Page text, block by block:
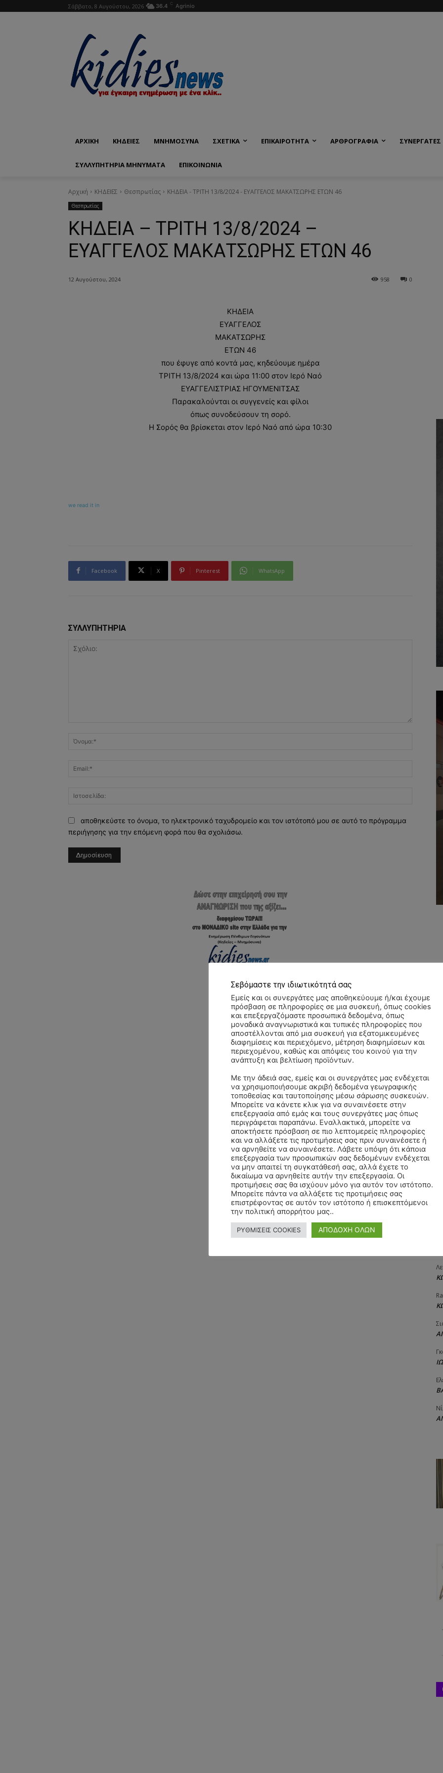
Σάββατο, 8 Αυγούστου, 2026 36.4 C Agrinio
ΑΡΧΙΚΗ ΚΗΔΕΙΕΣ ΜΝΗΜΟΣΥΝΑ ΣΧΕΤΙΚΑ ΕΠΙΚΑΙΡΟΤΗΤΑ ΑΡΘΡΟΓΡΑΦΙΑ ΣΥΝΕΡΓΑΤΕΣ
ΣΥΛΛΥΠΗΤΗΡΙΑ ΜΗΝΥΜΑΤΑ ΕΠΙΚΟΙΝΩΝΊΑ
Αρχική ΚΗΔΕΙΕΣ Θεσπρωτίας ΚΗΔΕΙΑ - ΤΡΙΤΗ 13/8/2024 - ΕΥΑΓΓΕΛΟΣ ΜΑΚΑΤΣΩΡΗΣ ΕΤΩΝ 46
Θεσπρωτίας
ΚΗΔΕΙΑ – ΤΡΙΤΗ 13/8/2024 –
ΕΥΑΓΓΕΛΟΣ ΜΑΚΑΤΣΩΡΗΣ ΕΤΩΝ 46
12 Αυγούστου, 2024 0
958
ΚΗΔΕΙΑ
ΕΥΑΓΓΕΛΟΣ
ΜΑΚΑΤΣΩΡΗΣ
ΕΤΩΝ 46
που έφυγε από κοντά μας, κηδεύουμε ημέρα
ΤΡΙΤΗ 13/8/2024 και ώρα 11:00 στον Ιερό Ναό
ΕΥΑΓΓΕΛΙΣΤΡΙΑΣ ΗΓΟΥΜΕΝΙΤΣΑΣ
Παρακαλούνται οι συγγενείς και φίλοι
όπως συνοδεύσουν τη σορό.
Η Σορός θα βρίσκεται στον Ιερό Ναό από ώρα 10:30
we read it in
Facebook X Pinterest WhatsApp
ΣΥΛΛΥΠΗΤΗΡΙΑ
αποθηκεύστε το όνομα, το ηλεκτρονικό ταχυδρομείο και τον ιστότοπό μου σε αυτό το πρόγραμμα
περιήγησης για την επόμενη φορά που θα σχολιάσω.
Σεβόμαστε την ιδιωτικότητά σας
Εμείς και οι συνεργάτες μας αποθηκεύουμε ή/και έχουμε
πρόσβαση σε πληροφορίες σε μια συσκευή, όπως cookies
και επεξεργαζόμαστε προσωπικά δεδομένα, όπως
μοναδικά αναγνωριστικά και τυπικές πληροφορίες που
αποστέλλονται από μια συσκευή για εξατομικευμένες
διαφημίσεις και περιεχόμενο, μέτρηση διαφημίσεων και
περιεχομένου, καθώς και απόψεις του κοινού για την
ανάπτυξη και βελτίωση προϊόντων.
Με την άδειά σας, εμείς και οι συνεργάτες μας ενδέχεται
να χρησιμοποιήσουμε ακριβή δεδομένα γεωγραφικής
τοποθεσίας και ταυτοποίησης μέσω σάρωσης συσκευών.
Μπορείτε να κάνετε κλικ για να συναινέσετε στην
επεξεργασία από εμάς και τους συνεργάτες μας όπως
περιγράφεται παραπάνω. Εναλλακτικά, μπορείτε να
αποκτήσετε πρόσβαση σε πιο λεπτομερείς πληροφορίες
και να αλλάξετε τις προτιμήσεις σας πριν συναινέσετε ή
να αρνηθείτε να συναινέσετε. Λάβετε υπόψη ότι κάποια
επεξεργασία των προσωπικών σας δεδομένων ενδέχεται
να μην απαιτεί τη συγκατάθεσή σας, αλλά έχετε το
δικαίωμα να αρνηθείτε αυτήν την επεξεργασία. Οι
προτιμήσεις σας θα ισχύουν μόνο για αυτόν τον ιστότοπο.
Μπορείτε πάντα να αλλάξετε τις προτιμήσεις σας
επιστρέφοντας σε αυτόν τον ιστότοπο ή επισκεπτόμενοι
την πολιτική απορρήτου μας..
ΡΥΘΜΙΣΕΙΣ COOKIES ΑΠΟΔΟΧΗ ΟΛΩΝ